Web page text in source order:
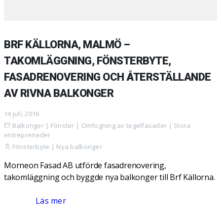
BRF KÄLLORNA, MALMÖ –
TAKOMLÄGGNING, FÖNSTERBYTE,
FASADRENOVERING OCH ÅTERSTÄLLANDE
AV RIVNA BALKONGER
14 juli, 2016
Balkonger | Fönster | Omfogning av tegelfasader | Stora
entreprenader
Fönsterbyte | Nya balkonger
Morneon Fasad AB utförde fasadrenovering,
takomläggning och byggde nya balkonger till Brf Källorna.
Läs mer